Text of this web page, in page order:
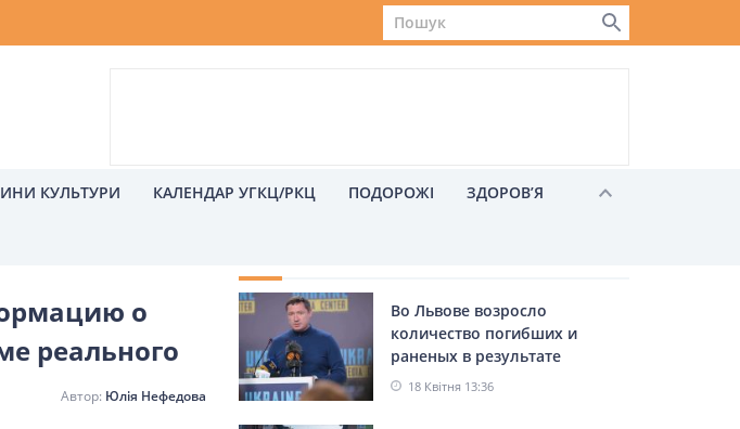
КУЛЬТУРИ КАЛЕНДАР УГКЦ/РКЦ ПОДОРОЖІ ЗДОРОВ’Я
Київ Львів
о
реального
Юлія Нефедова
Во Львове возросло
количество погибших и
раненых в результате
авиаудара – Козицкий
18 Квітня 13:36